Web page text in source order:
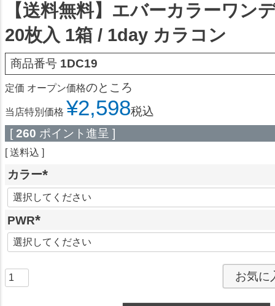
【送料無料】エバーカラーワン
20枚入 1箱 / 1day カラコン
商品番号 1DC19
定価 オープン価格のところ
当店特別価格 ¥2,598税込
[ 260 ポイント進呈 ]
送料込
カラー
(
必
)
PWR
(
必
お気に